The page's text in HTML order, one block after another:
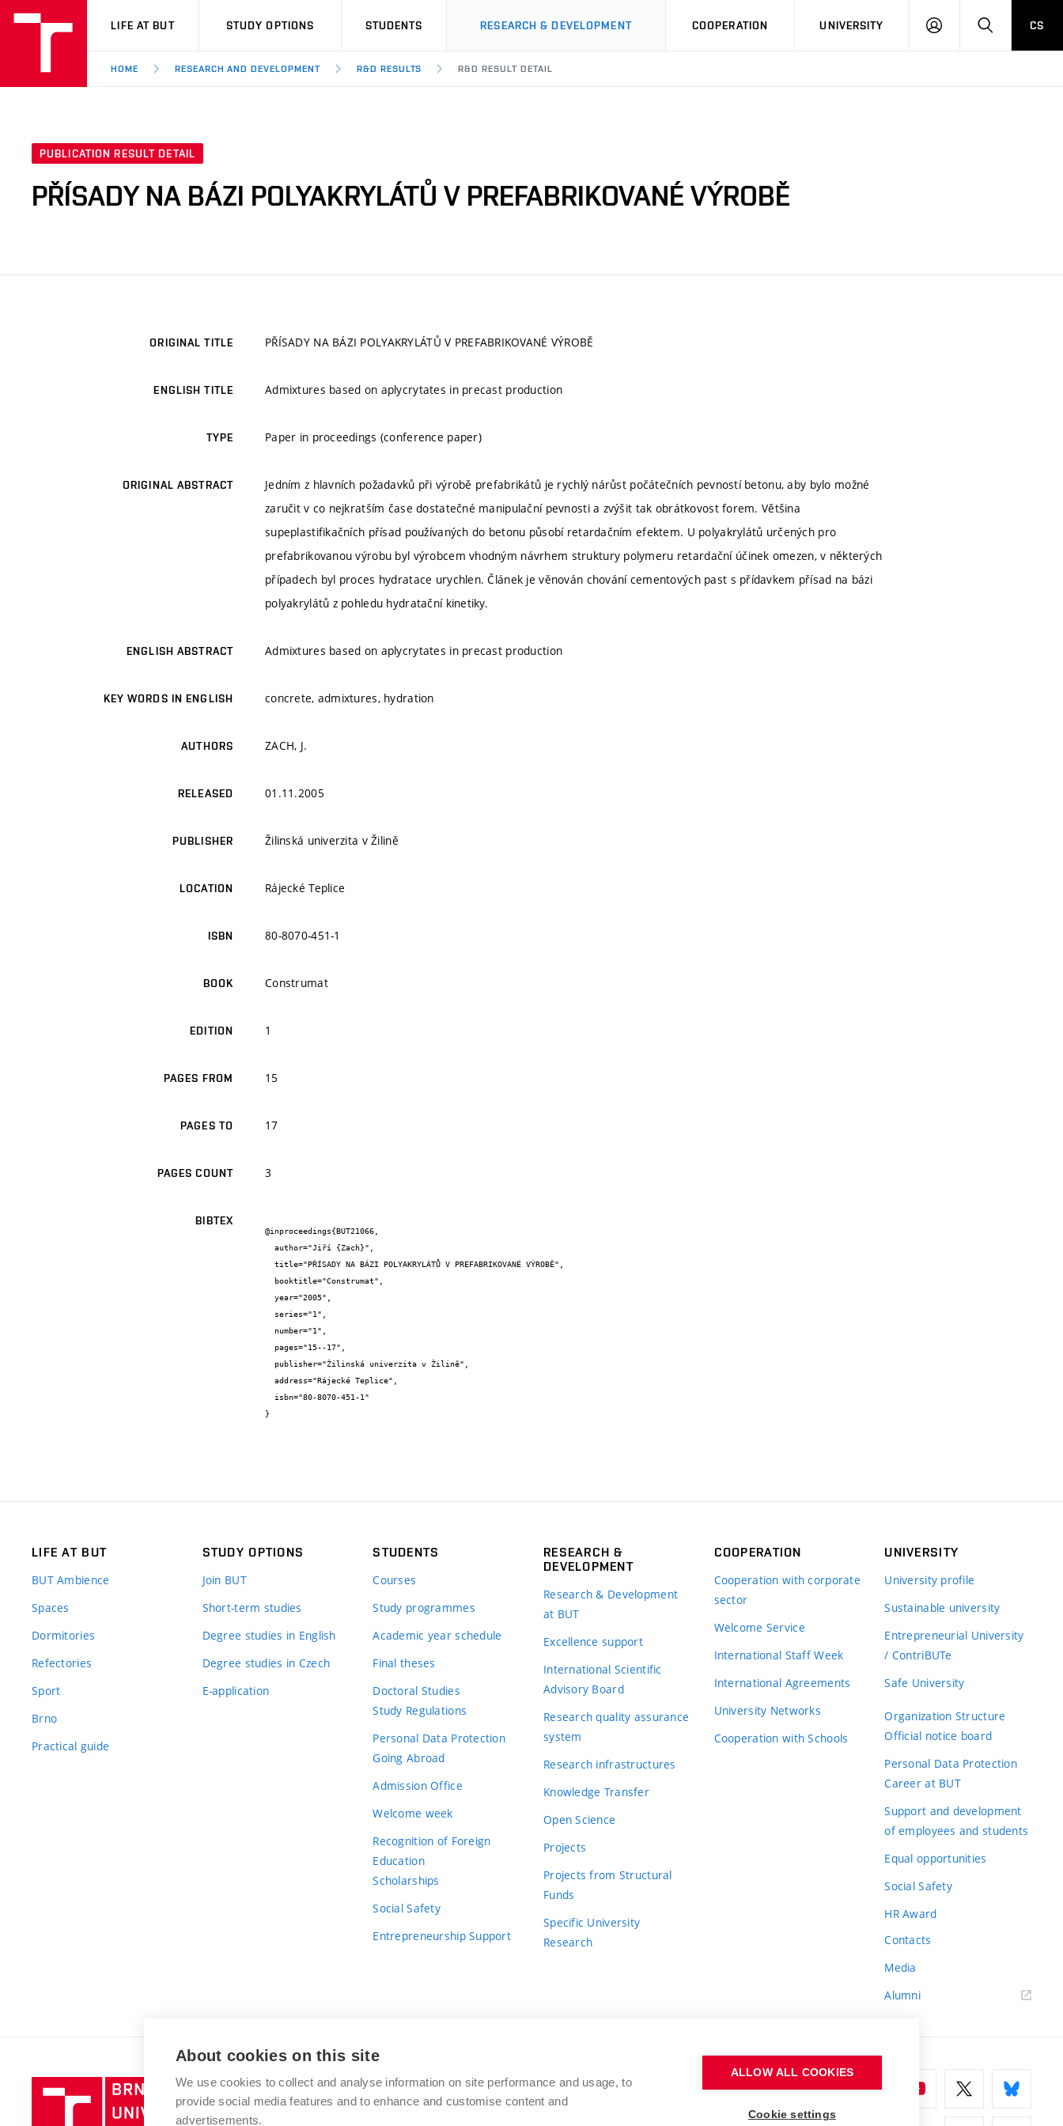
VUT
LIFE AT BUT STUDY OPTIONS STUDENTS RESEARCH & DEVELOPMENT COOPERATION UNIVERSITY
LOG
SEARCHCS
HOME RESEARCH AND DEVELOPMENT R&D RESULTS R&D RESULT DETAIL
PUBLICATION RESULT DETAIL
PŘÍSADY NA BÁZI POLYAKRYLÁTŮ V PREFABRIKOVANÉ VÝROBĚ
ORIGINAL TITLE PŘÍSADY NA BÁZI POLYAKRYLÁTŮ V PREFABRIKOVANÉ VÝROBĚ
ENGLISH TITLE Admixtures based on aplycrytates in precast production
TYPE Paper in proceedings (conference paper)
ORIGINAL ABSTRACT
Jedním z hlavních požadavků při výrobě prefabrikátů je rychlý nárůst počátečních pevností betonu, aby bylo možné
zaručit v co nejkratším čase dostatečné manipulační pevnosti a zvýšit tak obrátkovost forem. Většina
supeplastifikačních přísad používaných do betonu působí retardačním efektem. U polyakrylátů určených pro
prefabrikovanou výrobu byl výrobcem vhodným návrhem struktury polymeru retardační účinek omezen, v některých
případech byl proces hydratace urychlen. Článek je věnován chování cementových past s přídavkem přísad na bázi
polyakrylátů z pohledu hydratační kinetiky.
ENGLISH ABSTRACT Admixtures based on aplycrytates in precast production
KEY WORDS IN ENGLISH concrete, admixtures, hydration
AUTHORS ZACH, J.
RELEASED 01.11.2005
PUBLISHER Žilinská univerzita v Žilině
LOCATION Rájecké Teplice
ISBN 80-8070-451-1
BOOK Construmat
EDITION 1
PAGES FROM 15
PAGES TO 17
PAGES COUNT 3
BIBTEX
@inproceedings{BUT21066,
}
LIFE AT BUT
BUT Ambience
Spaces
Dormitories
Refectories
Sport
Brno
Practical guide
STUDY OPTIONS
Join BUT
Short-term studies
Degree studies in English
Degree studies in Czech
E-application
STUDENTS
Courses
Study programmes
Academic year schedule
Final theses
Doctoral Studies
Study Regulations
Personal Data Protection
Going Abroad
Admission Office
Welcome week
Recognition of Foreign
Education
Scholarships
Social Safety
Entrepreneurship Support
RESEARCH &
DEVELOPMENT
Research & Development
at BUT
Excellence support
International Scientific
Advisory Board
Research quality assurance
system
Research infrastructures
Knowledge Transfer
Open Science
Projects
Projects from Structural
Funds
Specific University
Research
COOPERATION
Cooperation with corporate
sector
Welcome Service
International Staff Week
International Agreements
University Networks
Cooperation with Schools
UNIVERSITY
University profile
Sustainable university
Entrepreneurial University
/ ContriBUTe
Safe University
Organization Structure
Official notice board
Personal Data Protection
Career at BUT
Support and development
of employees and students
Equal opportunities
Social Safety
HR Award
Contacts
Media
Alumni
Brno
University
BRNO UNIVERSITY OF TECHNOLOGY
Antonínská 548/1
www.vut.cz
About cookies on this site
We use cookies to collect and analyse information on site performance and usage, to
provide social media features and to enhance and customise content and
advertisements.
ALLOW ALL COOKIES
Cookie settings